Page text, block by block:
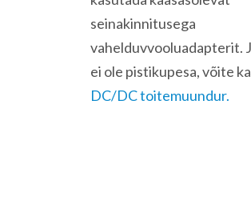
seinakinnitusega
vahelduvvooluadapterit.
ei ole pistikupesa, võite
DC/DC toitemuundur.